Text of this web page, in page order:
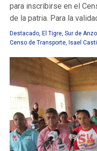
para inscribirse en el
de la patria. Para la
Destacado, El Tigre, Sur de
Censo de Transporte, Isael